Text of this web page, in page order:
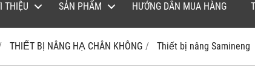
THIỆU SẢN PHẨM HƯỚNG DẪN MUA HÀNG
THIẾT BỊ NÂNG HẠ CHÂN KHÔNG Thiết bị nâng Samineng